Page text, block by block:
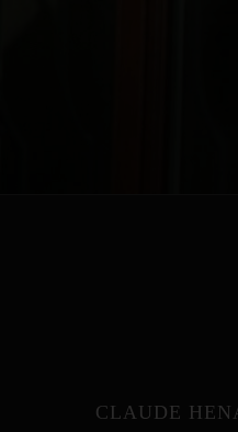
CLAUDE